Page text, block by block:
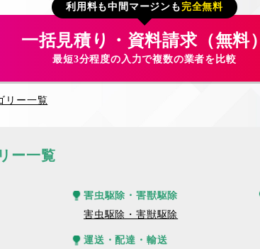
利用料も中間マージンも 完全無料
一括見積り・資料請求（無料）
最短3分程度の入力で複数の業者を比較
リー一覧
ー一覧
害虫駆除・害獣駆除
害虫駆除・害獣駆除
運送・配達・輸送